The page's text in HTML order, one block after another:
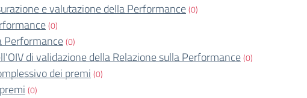
e valutazione della Performance(0)
(0)
Performance(0)
di validazione della Relazione sulla Performance(0)
dei premi (0)
(0)